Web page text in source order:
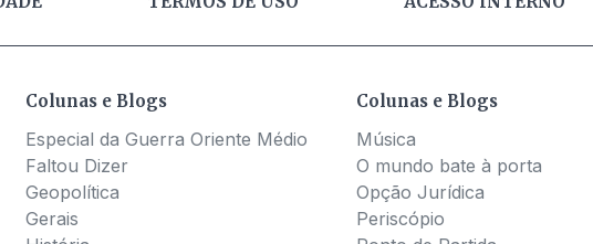
Colunas e Blogs
Especial da Guerra Oriente Médio
Faltou Dizer
Geopolítica
Gerais
Colunas e Blogs
Música
O mundo bate à porta
Opção Jurídica
Periscópio